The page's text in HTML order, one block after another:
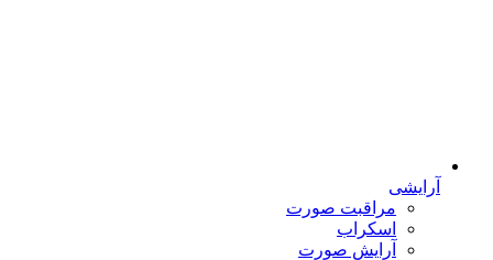
آرایشی
مراقبت صورت
اسکراب
آرایش صورت